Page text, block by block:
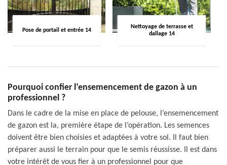
Pose de portail et entrée 14
Nettoyage de terrasse et
dallage 14
Pourquoi confier l’ensemencement de gazon à un
professionnel ?
Dans le cadre de la mise en place de pelouse, l’ensemencement
de gazon est la, première étape de l’opération. Les semences
doivent être bien choisies et adaptées à votre sol. Il faut bien
préparer aussi le terrain pour que le semis réussisse. Il est dans
votre intérêt de vous fier à un professionnel pour que